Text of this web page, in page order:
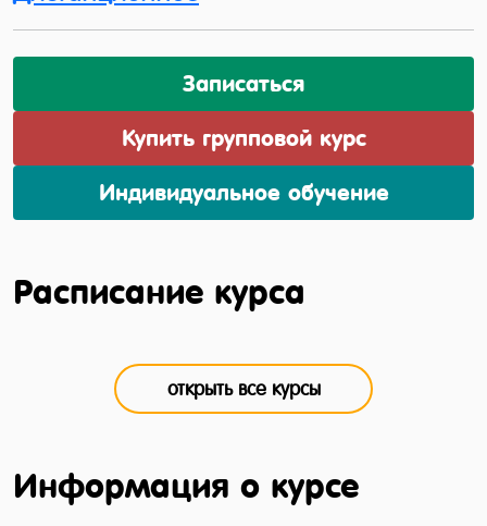
Записаться
Купить групповой курс
Индивидуальное обучение
Расписание курса
открыть все курсы
Информация о курсе